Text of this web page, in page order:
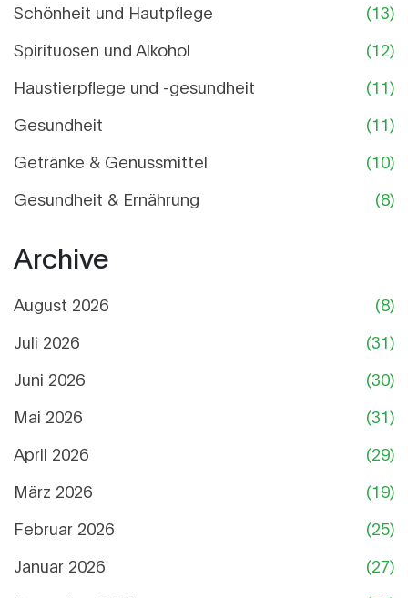
Schönheit und Hautpflege
(13)
Spirituosen und Alkohol
(12)
Haustierpflege und -gesundheit
(11)
Gesundheit
(11)
Getränke & Genussmittel
(10)
Gesundheit & Ernährung
(8)
Archive
August 2026
(8)
Juli 2026
(31)
Juni 2026
(30)
Mai 2026
(31)
April 2026
(29)
März 2026
(19)
Februar 2026
(25)
Januar 2026
(27)